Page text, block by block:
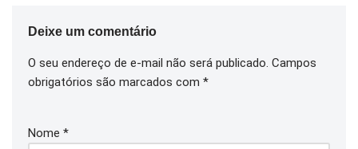
Deixe um comentário
O seu endereço de e-mail não será publicado. Campos
obrigatórios são marcados com *
Nome *